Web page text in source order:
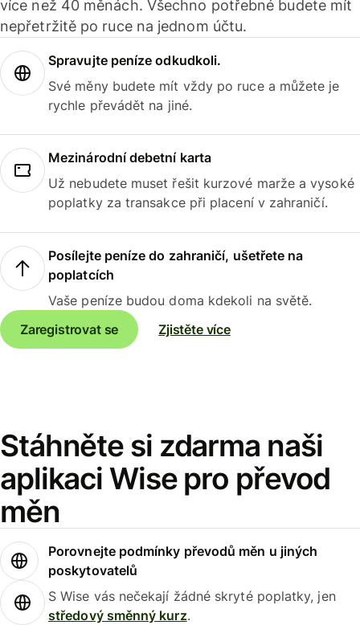
více než 40 měnách. Všechno potřebné budete mít
nepřetržitě po ruce na jednom účtu.
Spravujte peníze odkudkoli.
Své měny budete mít vždy po ruce a můžete je
rychle převádět na jiné.
Mezinárodní debetní karta
Už nebudete muset řešit kurzové marže a vysoké
poplatky za transakce při placení v zahraničí.
Posílejte peníze do zahraničí, ušetřete na
poplatcích
Vaše peníze budou doma kdekoli na světě.
Zaregistrovat se
Zjistěte více
Stáhněte si zdarma naši
aplikaci Wise pro převod
měn
Porovnejte podmínky převodů měn u jiných
poskytovatelů
S Wise vás nečekají žádné skryté poplatky, jen
středový směnný kurz.